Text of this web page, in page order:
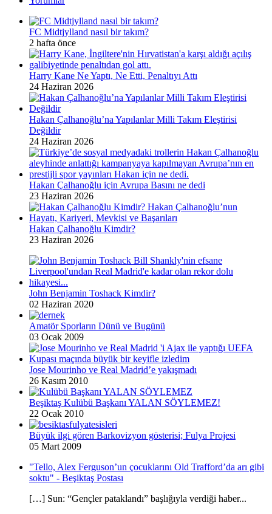
FC Midtjylland nasıl bir takım?
2 hafta önce
Harry Kane Ne Yaptı, Ne Etti, Penaltıyı Attı
24 Haziran 2026
Hakan Çalhanoğlu’na Yapılanlar Milli Takım Eleştirisi
Değildir
24 Haziran 2026
Hakan Çalhanoğlu için Avrupa Basını ne dedi
23 Haziran 2026
Hakan Çalhanoğlu Kimdir?
23 Haziran 2026
John Benjamin Toshack Kimdir?
02 Haziran 2020
Amatör Sporların Dünü ve Bugünü
03 Ocak 2009
Jose Mourinho ve Real Madrid’e yakışmadı
26 Kasım 2010
Beşiktaş Kulübü Başkanı YALAN SÖYLEMEZ!
22 Ocak 2010
Büyük ilgi gören Barkovizyon gösterisi; Fulya Projesi
05 Mart 2009
"Tello, Alex Ferguson’un çocuklarını Old Trafford’da arı gibi
soktu" - Beşiktaş Postası
[…] Sun: “Gençler pataklandı” başlığıyla verdiği haber...